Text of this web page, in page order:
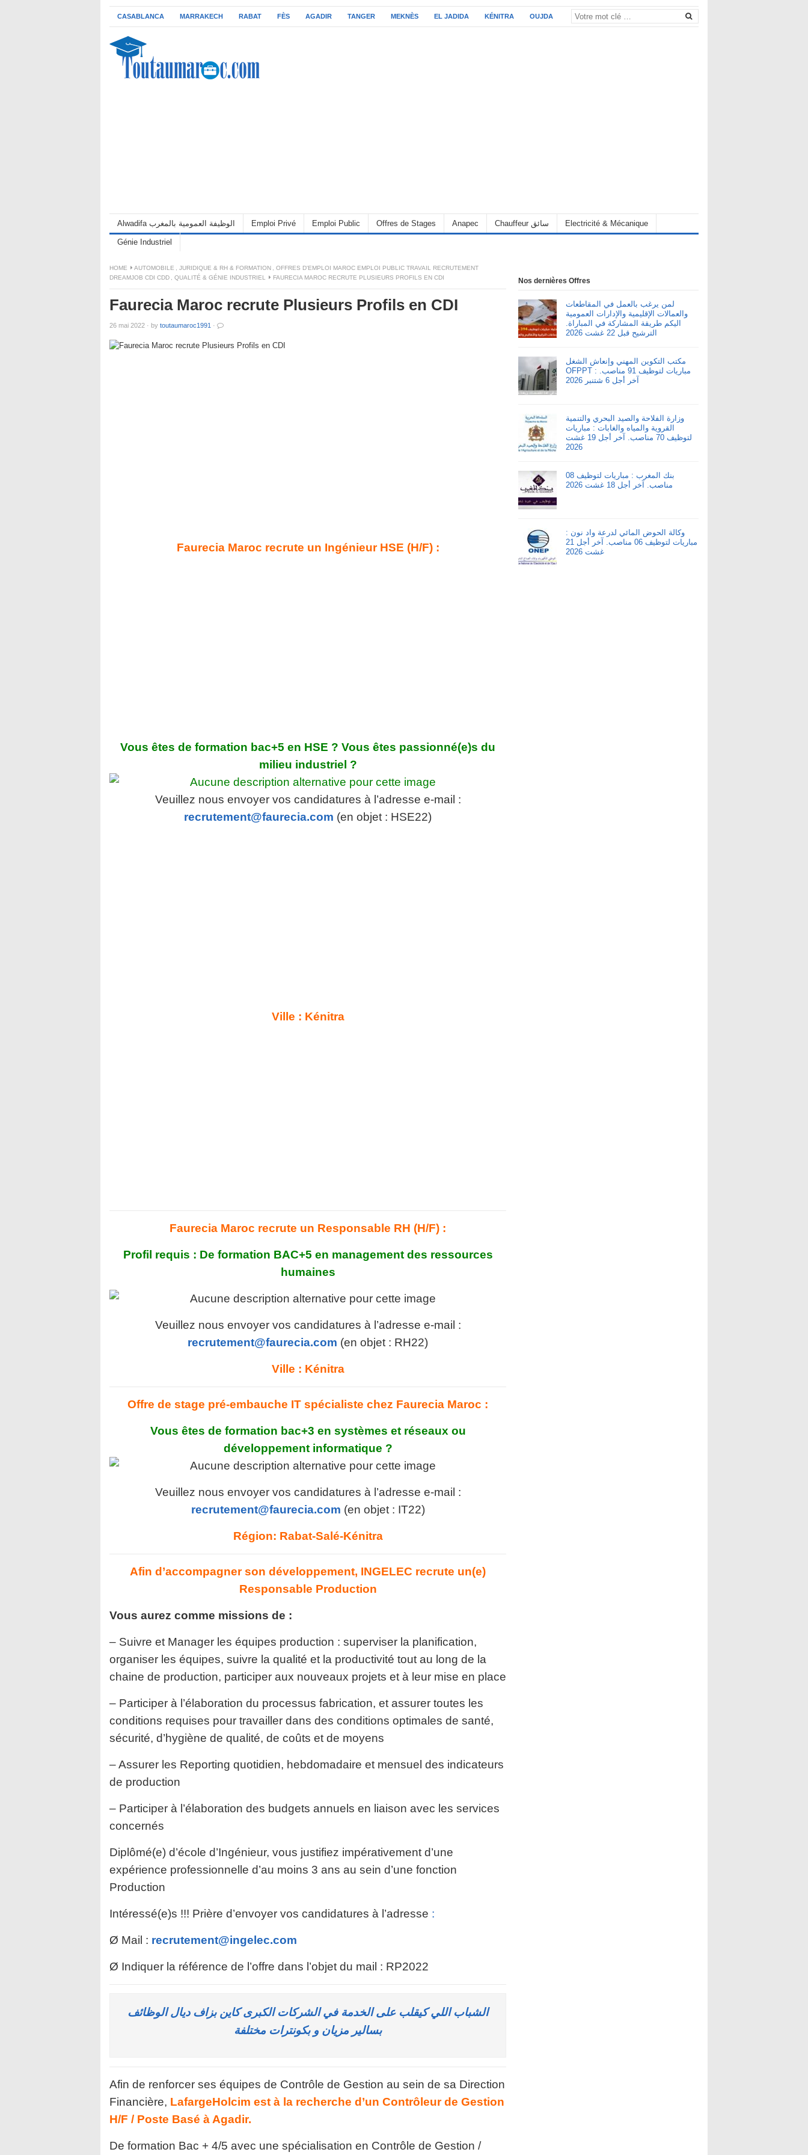
CASABLANCA MARRAKECH RABAT FÈS AGADIR TANGER MEKNÈS EL JADIDA KÉNITRA OUJDA
Alwadifa الوظيفة العمومية بالمغرب Emploi Privé Emploi Public Offres de Stages Anapec Chauffeur سائق Electricité & Mécanique
Génie Industriel
HOME AUTOMOBILE JURIDIQUE & RH & FORMATION
OFFRES D'EMPLOI MAROC EMPLOI PUBLIC TRAVAIL RECRUTEMENT
DREAMJOB CDI CDD
QUALITÉ & GÉNIE INDUSTRIEL FAURECIA MAROC RECRUTE PLUSIEURS PROFILS EN CDI
Faurecia Maroc recrute Plusieurs Profils en CDI
26 mai 2022 · by toutaumaroc1991 ·
Faurecia Maroc recrute un Ingénieur HSE (H/F) :
Vous êtes de formation bac+5 en HSE ? Vous êtes passionné(e)s du
milieu industriel ?
Veuillez nous envoyer vos candidatures à l’adresse e-mail :
recrutement@faurecia.com (en objet : HSE22)
Ville : Kénitra
Faurecia Maroc recrute un Responsable RH (H/F) :
Profil requis : De formation BAC+5 en management des ressources
humaines
Veuillez nous envoyer vos candidatures à l’adresse e-mail :
recrutement@faurecia.com (en objet : RH22)
Ville : Kénitra
Offre de stage pré-embauche IT spécialiste chez Faurecia Maroc :
Vous êtes de formation bac+3 en systèmes et réseaux ou
développement informatique ?
Veuillez nous envoyer vos candidatures à l’adresse e-mail :
recrutement@faurecia.com (en objet : IT22)
Région: Rabat-Salé-Kénitra
Afin d’accompagner son développement, INGELEC recrute un(e)
Responsable Production
Vous aurez comme missions de :
– Suivre et Manager les équipes production : superviser la planification,
organiser les équipes, suivre la qualité et la productivité tout au long de la
chaine de production, participer aux nouveaux projets et à leur mise en place
– Participer à l’élaboration du processus fabrication, et assurer toutes les
conditions requises pour travailler dans des conditions optimales de santé,
sécurité, d’hygiène de qualité, de coûts et de moyens
– Assurer les Reporting quotidien, hebdomadaire et mensuel des indicateurs
de production
– Participer à l’élaboration des budgets annuels en liaison avec les services
concernés
Diplômé(e) d’école d’Ingénieur, vous justifiez impérativement d’une
expérience professionnelle d’au moins 3 ans au sein d’une fonction
Production
Intéressé(e)s !!! Prière d’envoyer vos candidatures à l’adresse :
Ø Mail : recrutement@ingelec.com
Ø Indiquer la référence de l’offre dans l’objet du mail : RP2022
الشباب اللي كيقلب على الخدمة في الشركات الكبرى كاين بزاف ديال الوظائف
بسالير مزيان و بكونترات مختلفة
Afin de renforcer ses équipes de Contrôle de Gestion au sein de sa Direction
Financière, LafargeHolcim est à la recherche d’un Contrôleur de Gestion
H/F / Poste Basé à Agadir.
De formation Bac + 4/5 avec une spécialisation en Contrôle de Gestion /
Nos dernières Offres
لمن يرغب بالعمل في المقاطعات
والعمالات الإقليمية والإدارات العمومية
اليكم طريقة المشاركة في المباراة.
الترشيح قبل 22 غشت 2026
مكتب التكوين المهني وإنعاش الشغل
OFPPT : مباريات لتوظيف 91 مناصب.
آخر أجل 6 شتنبر 2026
وزارة الفلاحة والصيد البحري والتنمية
القروية والمياه والغابات : مباريات
لتوظيف 70 مناصب. آخر أجل 19 غشت
2026
بنك المغرب : مباريات لتوظيف 08
مناصب. آخر أجل 18 غشت 2026
وكالة الحوض المائي لدرعة واد نون :
مباريات لتوظيف 06 مناصب. آخر أجل 21
غشت 2026